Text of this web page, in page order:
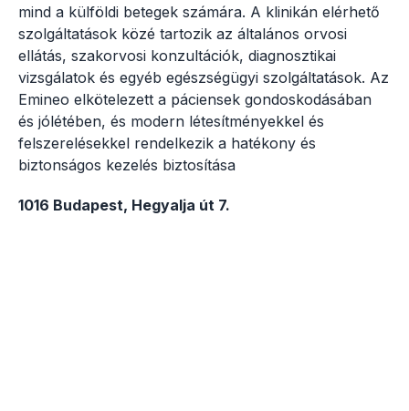
mind a külföldi betegek számára. A klinikán elérhető
szolgáltatások közé tartozik az általános orvosi
ellátás, szakorvosi konzultációk, diagnosztikai
vizsgálatok és egyéb egészségügyi szolgáltatások. Az
Emineo elkötelezett a páciensek gondoskodásában
és jólétében, és modern létesítményekkel és
felszerelésekkel rendelkezik a hatékony és
biztonságos kezelés biztosítása
1016 Budapest, Hegyalja út 7.